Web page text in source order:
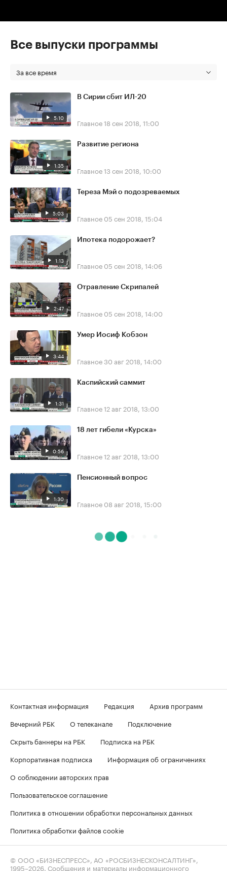
Все выпуски программы
За все время
5:10
В Сирии сбит ИЛ-20
Главное18 сен 2018, 11:00
1:35
Развитие региона
Главное13 сен 2018, 10:00
5:03
Тереза Мэй о подозреваемых
Главное 05 сен 2018, 15:04
1:13
Ипотека подорожает?
Главное 05 сен 2018, 14:06
2:47
Отравление Скрипалей
Главное 05 сен 2018, 14:00
3:44
Умер Иосиф Кобзон
Главное30 авг 2018, 14:00
1:31
Каспийский саммит
Главное12 авг 2018, 13:00
0:56
18 лет гибели «Курска»
Главное12 авг 2018, 13:00
1:30
Пенсионный вопрос
Главное 08 авг 2018, 15:00
Контактная информация Редакция
Архив программ
Вечерний РБК
О телеканале
Подключение
Скрыть баннеры на РБК
Подписка на РБК
Корпоративная подписка
Информация об ограничениях
О соблюдении авторских прав
Пользовательское соглашение
Политика в отношении обработки персональных данных
Политика обработки файлов cookie
© ООО «БИЗНЕСПРЕСС», АО «РОСБИЗНЕСКОНСАЛТИНГ»,
1995–2026 . Сообщения и материалы информационного